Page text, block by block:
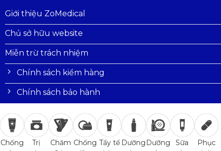
Giới thiệu ZoMedical
Chủ sở hữu website
Miễn trừ trách nhiệm
Chính sách kiểm hàng
Chính sách bảo hành
Chống
Trị
Chăm Chống Tẩy tế Dưỡng Dưỡng
Sữa
Phục